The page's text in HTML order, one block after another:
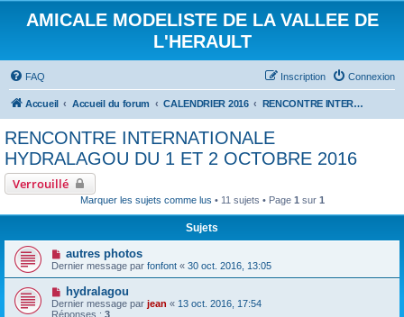
AMICALE MODELISTE DE LA VALLEE DE
L'HERAULT
FAQ Connexion
Inscription
Accueil Accueil du forum CALENDRIER 2016 RENCONTRE INTERNATIONALE HYDRALAGOU DU 1 ET 2 OCTOBRE 2016
RENCONTRE INTERNATIONALE
HYDRALAGOU DU 1 ET 2 OCTOBRE 2016
Verrouillé
Marquer les sujets comme lus • 11 sujets • Page 1 sur 1
Sujets
autres photos
Dernier message par fonfont « 30 oct. 2016, 13:05
hydralagou
Dernier message par jean « 13 oct. 2016, 17:54
Réponses : 3